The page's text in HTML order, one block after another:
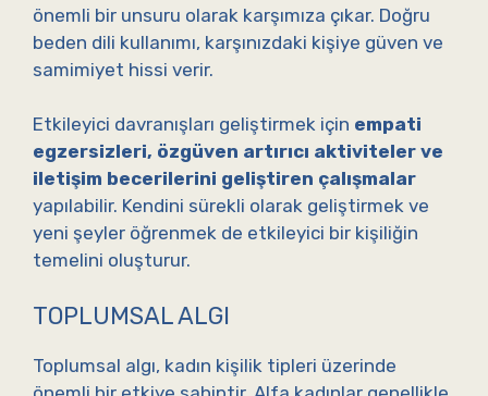
önemli bir unsuru olarak karşımıza çıkar. Doğru
beden dili kullanımı, karşınızdaki kişiye güven ve
samimiyet hissi verir.
Etkileyici davranışları geliştirmek için empati
egzersizleri, özgüven artırıcı aktiviteler ve
iletişim becerilerini geliştiren çalışmalar
yapılabilir. Kendini sürekli olarak geliştirmek ve
yeni şeyler öğrenmek de etkileyici bir kişiliğin
temelini oluşturur.
TOPLUMSAL ALGI
Toplumsal algı, kadın kişilik tipleri üzerinde